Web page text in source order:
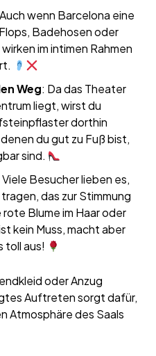
wenn Barcelona eine
Badehosen oder
im intimen Rahmen
Weg: Da das Theater
liegt, wirst du
dorthin
du gut zu Fuß bist,
sind.
Viele Besucher lieben es,
das zur Stimmung
Blume im Haar oder
kein Muss, macht aber
toll aus!
oder Anzug
Auftreten sorgt dafür,
Atmosphäre des Saals